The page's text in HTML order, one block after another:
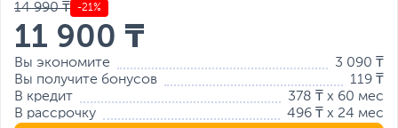
14 990 ₸ -21%
11 900 ₸
Вы экономите
3 090 ₸
Вы получите бонусов
119 ₸
В кредит
378 ₸ x 60 мес
В рассрочку
496 ₸ x 24 мес